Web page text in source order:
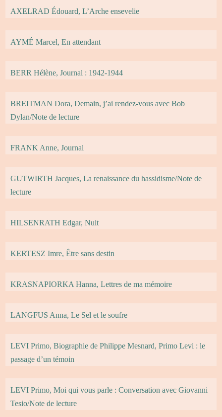
AXELRAD Édouard, L’Arche ensevelie
AYMÉ Marcel, En attendant
BERR Hélène, Journal : 1942-1944
BREITMAN Dora, Demain, j’ai rendez-vous avec Bob
Dylan/Note de lecture
FRANK Anne, Journal
GUTWIRTH Jacques, La renaissance du hassidisme/Note de
lecture
HILSENRATH Edgar, Nuit
KERTESZ Imre, Être sans destin
KRASNAPIORKA Hanna, Lettres de ma mémoire
LANGFUS Anna, Le Sel et le soufre
LEVI Primo, Biographie de Philippe Mesnard, Primo Levi : le
passage d’un témoin
LEVI Primo, Moi qui vous parle : Conversation avec Giovanni
Tesio/Note de lecture